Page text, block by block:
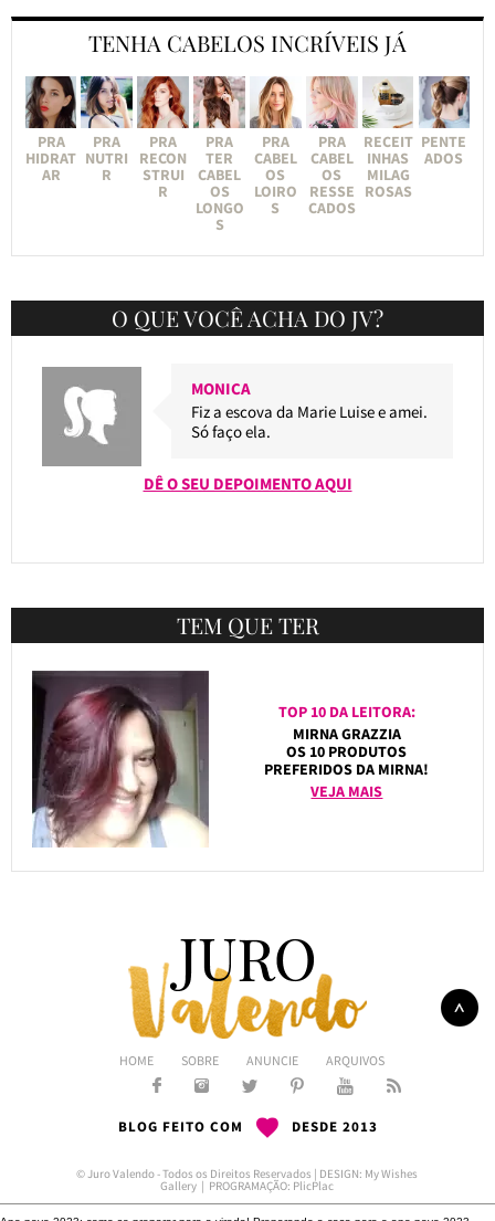
TENHA CABELOS INCRÍVEIS JÁ
PRA
HIDRAT
AR
PRA
NUTRI
R
PRA
RECON
STRUI
R
PRA
TER
CABEL
OS
LONGO
S
PRA
CABEL
OS
LOIRO
S
PRA
CABEL
OS
RESSE
CADOS
RECEIT
INHAS
MILAG
ROSAS
PENTE
ADOS
O QUE VOCÊ ACHA DO JV?
MONICA
Fiz a escova da Marie Luise e amei.
Só faço ela.
DÊ O SEU DEPOIMENTO AQUI
TEM QUE TER
TOP 10 DA LEITORA:
MIRNA GRAZZIA
OS 10 PRODUTOS
PREFERIDOS DA MIRNA!
VEJA MAIS
HOME SOBRE ANUNCIE ARQUIVOS
BLOG FEITO COM DESDE 2013
© Juro Valendo - Todos os Direitos Reservados | DESIGN: My Wishes
Gallery | PROGRAMAÇÃO: PlicPlac